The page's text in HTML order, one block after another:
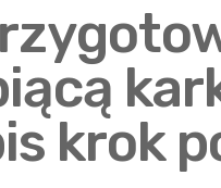
krok